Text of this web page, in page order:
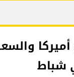
أميركا
شباط